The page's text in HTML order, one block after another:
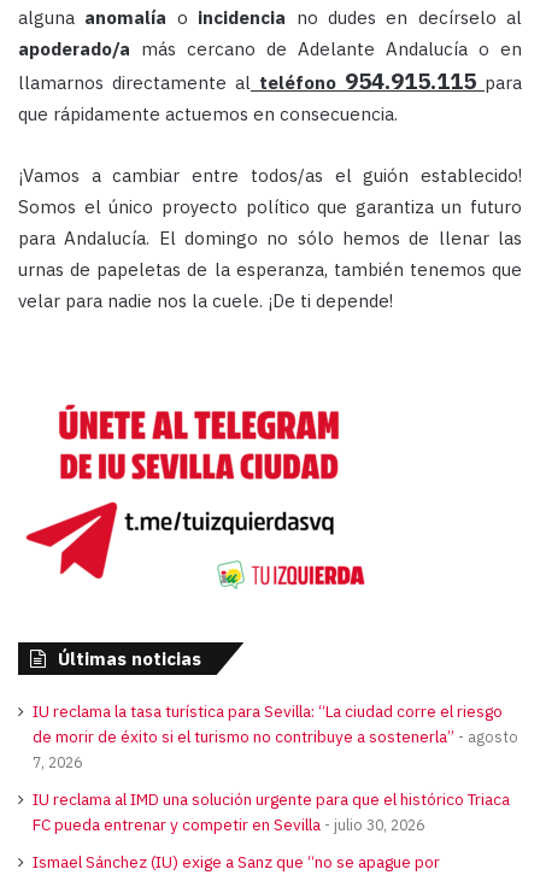
alguna anomalía o incidencia no dudes en decírselo al
apoderado/a más cercano de Adelante Andalucía o en
llamarnos directamente al teléfono 954.915.115 para
que rápidamente actuemos en consecuencia.
¡Vamos a cambiar entre todos/as el guión establecido!
Somos el único proyecto político que garantiza un futuro
para Andalucía. El domingo no sólo hemos de llenar las
urnas de papeletas de la esperanza, también tenemos que
velar para nadie nos la cuele. ¡De ti depende!
Últimas noticias
IU reclama la tasa turística para Sevilla: “La ciudad corre el riesgo
de morir de éxito si el turismo no contribuye a sostenerla”
agosto
7, 2026
IU reclama al IMD una solución urgente para que el histórico Triaca
FC pueda entrenar y competir en Sevilla
julio 30, 2026
Ismael Sánchez (IU) exige a Sanz que “no se apague por